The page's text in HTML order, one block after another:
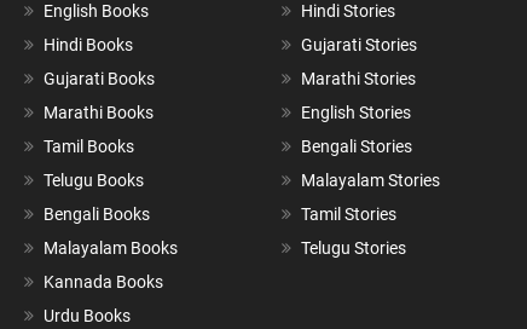
English Books
Hindi Books
Gujarati Books
Marathi Books
Tamil Books
Telugu Books
Bengali Books
Malayalam Books
Kannada Books
Urdu Books
Hindi Stories
Gujarati Stories
Marathi Stories
English Stories
Bengali Stories
Malayalam Stories
Tamil Stories
Telugu Stories